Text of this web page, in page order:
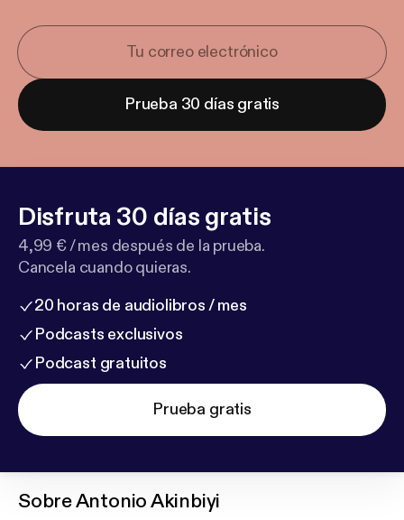
Prueba 30 días gratis
Disfruta 30 días gratis
4,99 € / mes después de la prueba.
Cancela cuando quieras.
20 horas de audiolibros / mes
Podcasts exclusivos
Podcast gratuitos
Prueba gratis
SobreAntonio Akinbiyi